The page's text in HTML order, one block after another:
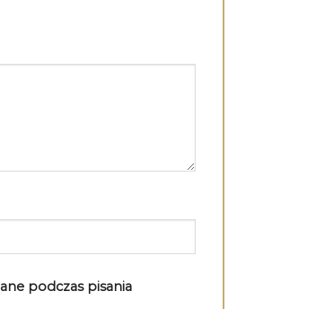
podczas pisania